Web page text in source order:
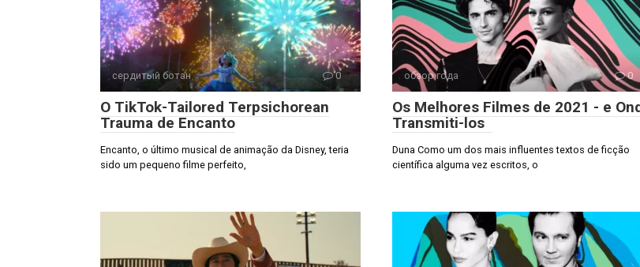
сердитый ботан 0
O TikTok-Tailored Terpsichorean
Trauma de Encanto
Encanto, o último musical de animação da Disney, teria
sido um pequeno filme perfeito,
обзор года 0
Os Melhores Filmes de 2021 - e
Transmiti-los
Duna Como um dos mais influentes textos de ficção
científica alguma vez escritos, o